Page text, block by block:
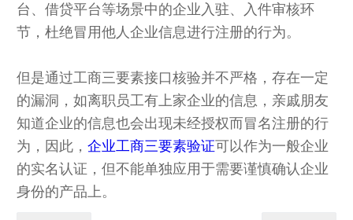
台、借贷平台等场景中的企业入驻、入件审核环
节，杜绝冒用他人企业信息进行注册的行为。
但是通过工商三要素接口核验并不严格，存在一定
的漏洞，如离职员工有上家企业的信息，亲戚朋友
知道企业的信息也会出现未经授权而冒名注册的行
为，因此， 企业工商三要素验证可以作为一般企业
的实名认证，但不能单独应用于需要谨慎确认企业
身份的产品上。